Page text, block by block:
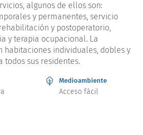
algunos de ellos son:
y permanentes, servicio
y postoperatorio,
y terapia ocupacional. La
habitaciones individuales, dobles y
todos sus residentes.
Medioambiente
Acceso fácil